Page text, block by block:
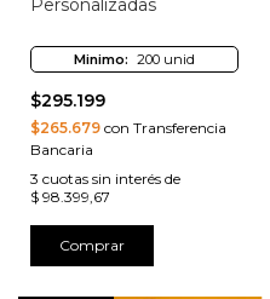
Personalizadas
Minimo: 200 unid
$295.199
$265.679 con Transferencia
Bancaria
3 cuotas sin interés de
$ 98.399,67
Comprar